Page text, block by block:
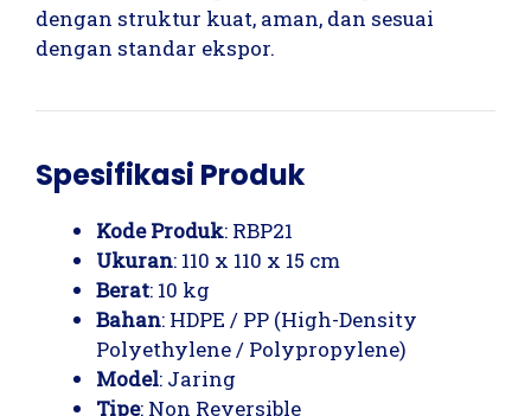
dengan struktur kuat, aman, dan sesuai
dengan standar ekspor.
Spesifikasi Produk
Kode Produk: RBP21
Ukuran: 110 x 110 x 15 cm
Berat: 10 kg
Bahan: HDPE / PP (High-Density
Polyethylene / Polypropylene)
Model: Jaring
Tipe: Non Reversible